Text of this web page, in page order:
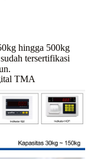
hingga 500kg
tersertifikasi
TMA